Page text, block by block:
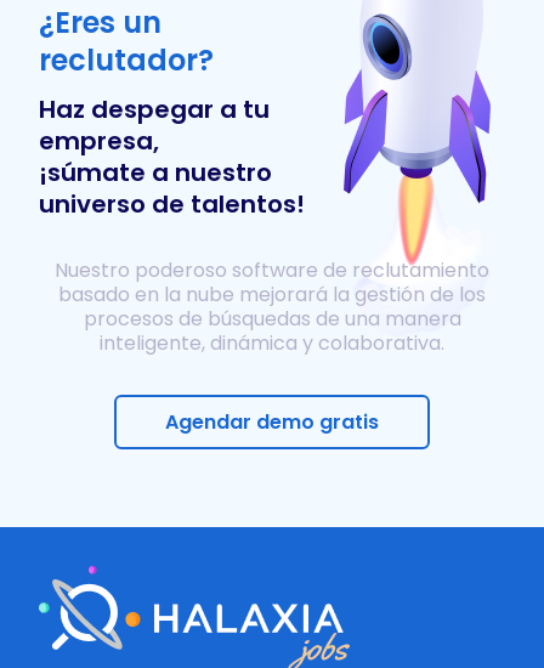
¿Eres un
reclutador?
Haz despegar a tu
empresa,
¡súmate a nuestro
universo de talentos!
Nuestro poderoso software de reclutamiento
basado en la nube mejorará la gestión de los
procesos de búsquedas de una manera
inteligente, dinámica y colaborativa.
Agendar demo gratis